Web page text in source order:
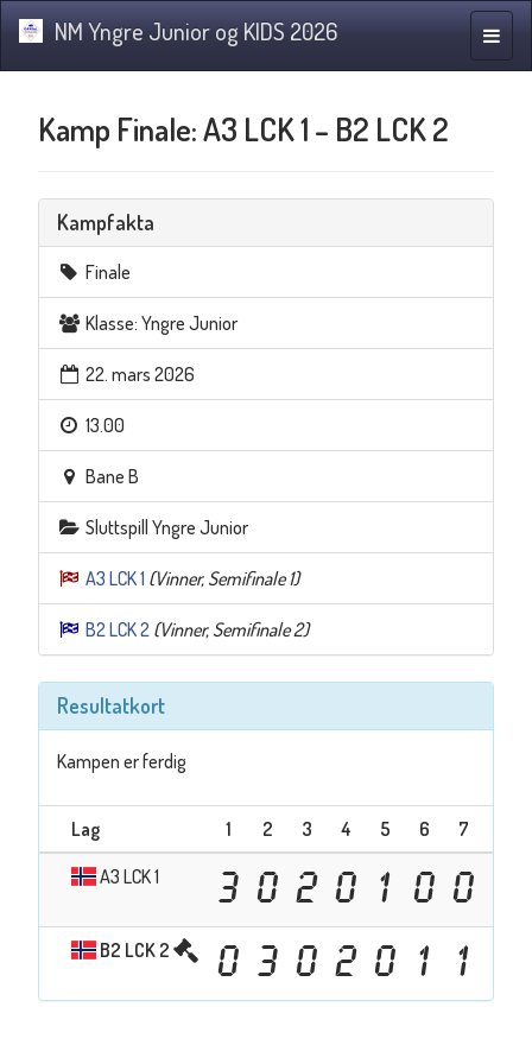
NM Yngre Junior og KIDS 2026
Kamp Finale: A3 LCK 1 – B2 LCK 2
Kampfakta
Finale
Klasse: Yngre Junior
22. mars 2026
13.00
Bane B
Sluttspill Yngre Junior
A3 LCK 1 (Vinner, Semifinale 1)
B2 LCK 2 (Vinner, Semifinale 2)
Resultatkort
Kampen er ferdig
Lag 1 2 3 4 5 6 7
A3 LCK 1
3 0 2 0 1 0 0
B2 LCK 2 0 3 0 2 0 1 1